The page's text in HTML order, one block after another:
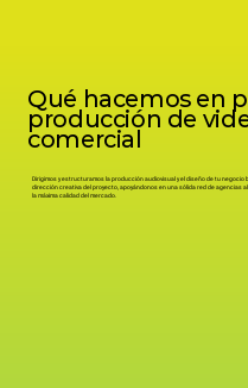
Qué hacemos en
producción de
comercial
Dirigimos y estructuramos la producción audiovisual y el diseño de tu
dirección creativa del proyecto, apoyándonos en una sólida red de agencias
la máxima calidad del mercado.